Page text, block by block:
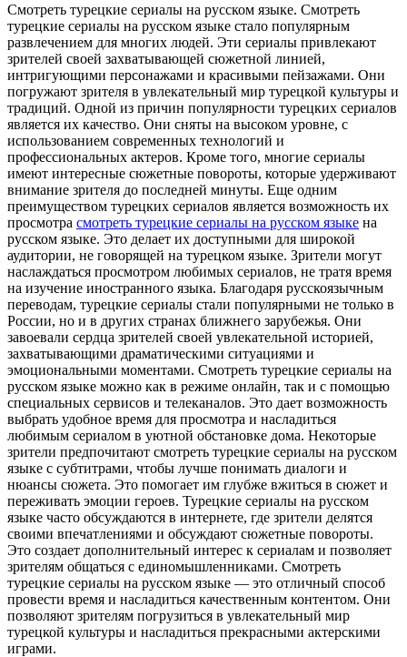
Смoтрeть турeцкиe сeриaлы на русском языке. Смотреть
турецкие сериалы на русском языке стало популярным
развлечением для многих людей. Эти сериалы привлекают
зрителей своей захватывающей сюжетной линией,
интригующими персонажами и красивыми пейзажами. Они
погружают зрителя в увлекательный мир турецкой культуры и
традиций. Одной из причин популярности турецких сериалов
является их качество. Они сняты на высоком уровне, с
использованием современных технологий и
профессиональных актеров. Кроме того, многие сериалы
имеют интересные сюжетные повороты, которые удерживают
внимание зрителя до последней минуты. Еще одним
преимуществом турецких сериалов является возможность их
просмотра смотреть турецкие сериалы на русском языке на
русском языке. Это делает их доступными для широкой
аудитории, не говорящей на турецком языке. Зрители могут
наслаждаться просмотром любимых сериалов, не тратя время
на изучение иностранного языка. Благодаря русскоязычным
переводам, турецкие сериалы стали популярными не только в
России, но и в других странах ближнего зарубежья. Они
завоевали сердца зрителей своей увлекательной историей,
захватывающими драматическими ситуациями и
эмоциональными моментами. Смотреть турецкие сериалы на
русском языке можно как в режиме онлайн, так и с помощью
специальных сервисов и телеканалов. Это дает возможность
выбрать удобное время для просмотра и насладиться
любимым сериалом в уютной обстановке дома. Некоторые
зрители предпочитают смотреть турецкие сериалы на русском
языке с субтитрами, чтобы лучше понимать диалоги и
нюансы сюжета. Это помогает им глубже вжиться в сюжет и
переживать эмоции героев. Турецкие сериалы на русском
языке часто обсуждаются в интернете, где зрители делятся
своими впечатлениями и обсуждают сюжетные повороты.
Это создает дополнительный интерес к сериалам и позволяет
зрителям общаться с единомышленниками. Смотреть
турецкие сериалы на русском языке — это отличный способ
провести время и насладиться качественным контентом. Они
позволяют зрителям погрузиться в увлекательный мир
турецкой культуры и насладиться прекрасными актерскими
играми.